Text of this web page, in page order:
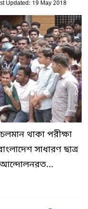
Updated: 19 May 2018
থাকা পরীক্ষা
সাধারণ ছাত্র
আন্দোলনরত...